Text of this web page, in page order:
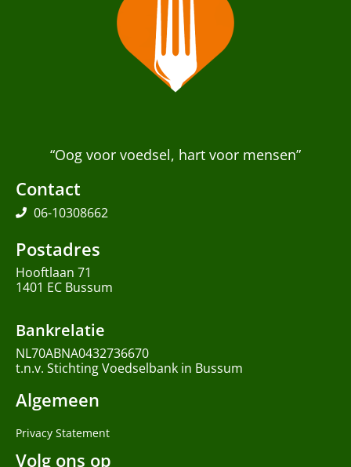
“Oog voor voedsel, hart voor mensen”
Contact
06-10308662
Postadres
Hooftlaan 71
1401 EC Bussum
Bankrelatie
NL70ABNA0432736670
t.n.v. Stichting Voedselbank in Bussum
Algemeen
Privacy Statement
Volg ons op